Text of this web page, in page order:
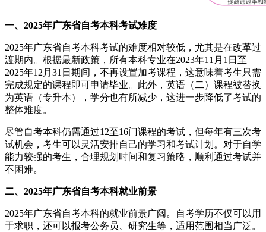
一、2025年广东省自考本科考试难度
2025年广东省自考本科考试的难度相对较低，尤其是在改革过
渡期内。根据最新政策，所有本科专业在2023年11月1日至
2025年12月31日期间，不再设置加考课程，这意味着考生只需
完成规定的课程即可申请毕业。此外，英语（二）课程被替换
为英语（专升本），学分也有所减少，这进一步降低了考试的
整体难度。
尽管自考本科仍需通过12至16门课程的考试，但每年有三次考
试机会，考生可以灵活安排自己的学习和考试计划。对于自学
能力较强的考生，合理规划时间和复习策略，顺利通过考试并
不困难。
二、2025年广东省自考本科就业前景
2025年广东省自考本科的就业前景广阔。自考学历不仅可以用
于求职，还可以报考公务员、研究生等，适用范围相当广泛。